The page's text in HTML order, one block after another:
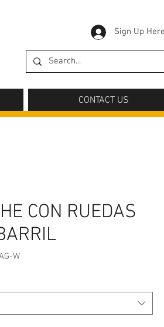
Sign Up Here
CONTACT US
CON RUEDAS
W